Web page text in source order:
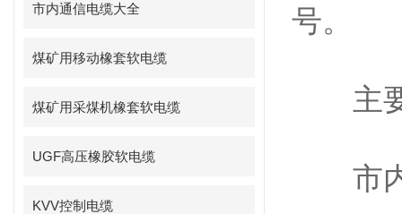
市内通信电缆大全
煤矿用移动橡套软电缆
煤矿用采煤机橡套软电缆
UGF高压橡胶软电缆
KVV控制电缆
号。
主要
市内